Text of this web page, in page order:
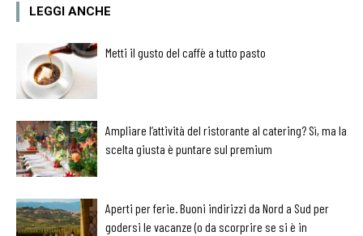
LEGGI ANCHE
Metti il gusto del caffè a tutto pasto
Ampliare l’attività del ristorante al catering? Sì, ma la
scelta giusta è puntare sul premium
Aperti per ferie. Buoni indirizzi da Nord a Sud per
godersi le vacanze (o da scorprire se si è in